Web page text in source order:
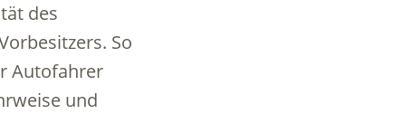
des
So
Autofahrer
und